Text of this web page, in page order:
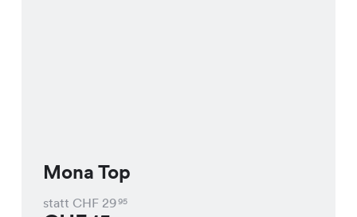
Mona Top
statt CHF 2995